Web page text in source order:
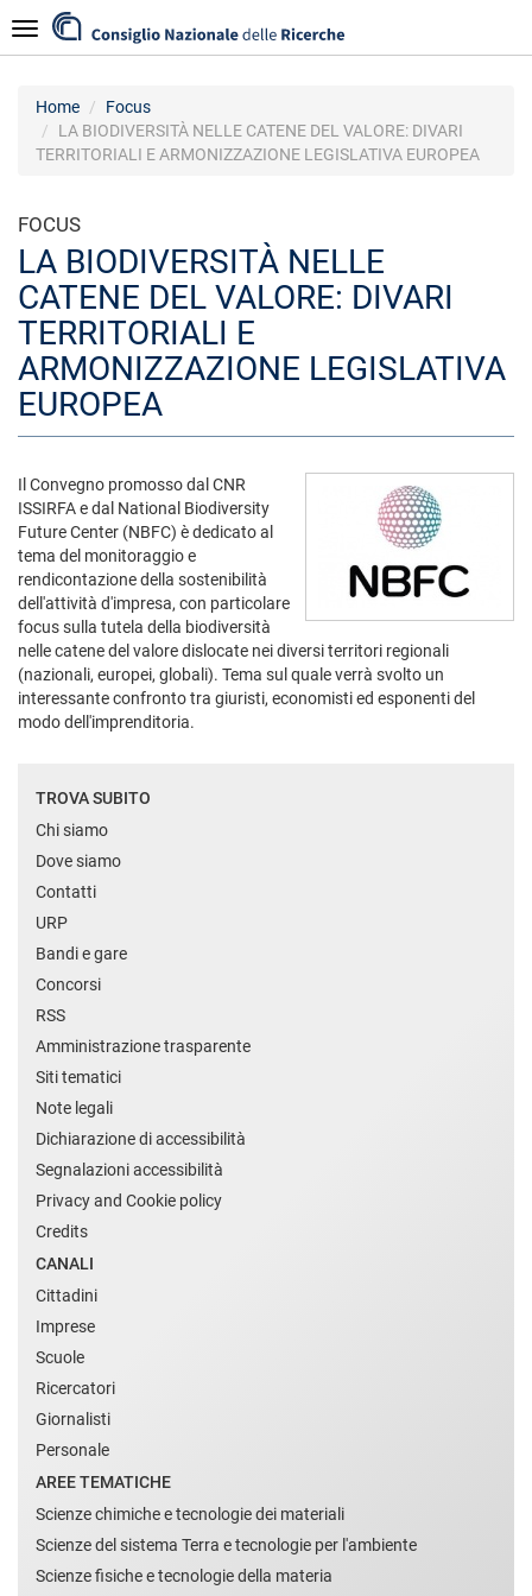
al
contenuto
Navigazione
Home
Focus
LA BIODIVERSITÀ NELLE CATENE DEL VALORE: DIVARI
TERRITORIALI E ARMONIZZAZIONE LEGISLATIVA EUROPEA
FOCUS
LA BIODIVERSITÀ NELLE
CATENE DEL VALORE: DIVARI
TERRITORIALI E
ARMONIZZAZIONE LEGISLATIVA
EUROPEA
Il Convegno promosso dal CNR
ISSIRFA e dal National Biodiversity
Future Center (NBFC) è dedicato al
tema del monitoraggio e
rendicontazione della sostenibilità
dell'attività d'impresa, con particolare
focus sulla tutela della biodiversità
nelle catene del valore dislocate nei diversi territori regionali
(nazionali, europei, globali). Tema sul quale verrà svolto un
interessante confronto tra giuristi, economisti ed esponenti del
modo dell'imprenditoria.
TROVA SUBITO
Chi siamo
Dove siamo
Contatti
URP
Bandi e gare
Concorsi
RSS
Amministrazione trasparente
Siti tematici
Note legali
Dichiarazione di accessibilità
Segnalazioni accessibilità
Privacy and Cookie policy
Credits
CANALI
Cittadini
Imprese
Scuole
Ricercatori
Giornalisti
Personale
AREE TEMATICHE
Scienze chimiche e tecnologie dei materiali
Scienze del sistema Terra e tecnologie per l'ambiente
Scienze fisiche e tecnologie della materia